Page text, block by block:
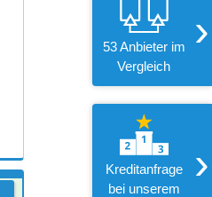
53 Anbieter im
Vergleich
›
Kreditanfrage
bei unserem
›